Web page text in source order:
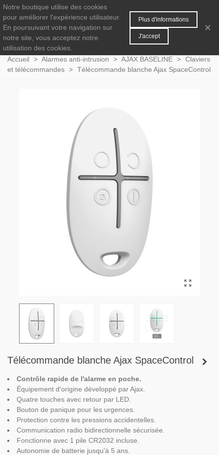
0 MENU
Accueil > Alarmes anti-intrusion > AJAX BASELINE > Claviers
et télécommandes > Télécommande blanche Ajax SpaceControl
Télécommande blanche Ajax SpaceControl
Contrôle rapide de l'alarme en poche.
Équipement d'origine développé par Ajax.
Quatre touches avec retour par LED.
Bouton de panique pour les urgences.
Protection contre les pressions accidentelles.
Communication radio bidirectionnelle sécurisée.
Fonctionne avec 1 pile CR2032 incluse.
Autonomie de batterie jusqu'à 5 ans.
Notre boutique utilise des cookies
pour améliorer l'expérience utilisateur.
En poursuivant votre navigation sur
notre site, vous acceptez notre
utilisation des cookies.
Plus d'informations
J'accept
×